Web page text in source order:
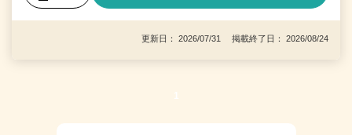
更新日： 2026/07/31 掲載終了日： 2026/08/24
1